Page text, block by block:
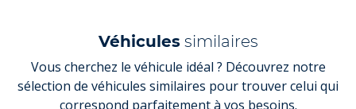
Véhiculessimilaires
Vous cherchez le véhicule idéal ? Découvrez notre
sélection de véhicules similaires pour trouver celui qui
correspond parfaitement à vos besoins.